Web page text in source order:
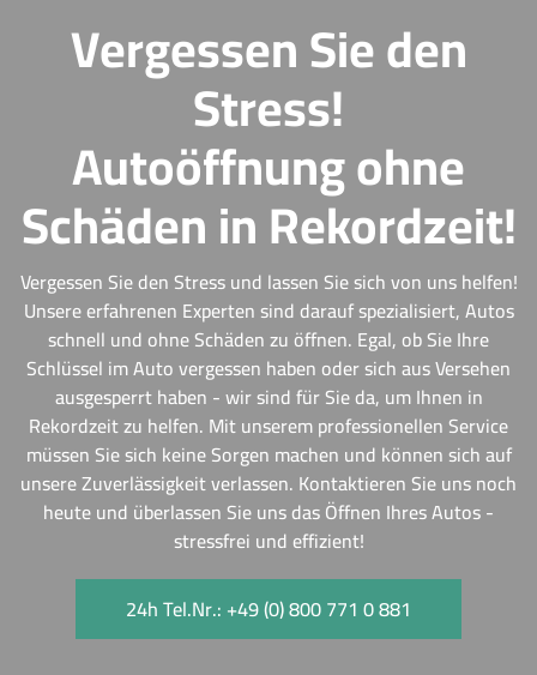
Vergessen Sie den
Stress!
Autoöffnung ohne
Schäden in Rekordzeit!
Vergessen Sie den Stress und lassen Sie sich von uns helfen!
Unsere erfahrenen Experten sind darauf spezialisiert, Autos
schnell und ohne Schäden zu öffnen. Egal, ob Sie Ihre
Schlüssel im Auto vergessen haben oder sich aus Versehen
ausgesperrt haben - wir sind für Sie da, um Ihnen in
Rekordzeit zu helfen. Mit unserem professionellen Service
müssen Sie sich keine Sorgen machen und können sich auf
unsere Zuverlässigkeit verlassen. Kontaktieren Sie uns noch
heute und überlassen Sie uns das Öffnen Ihres Autos -
stressfrei und effizient!
24h Tel.Nr.: +49 (0) 800 771 0 881